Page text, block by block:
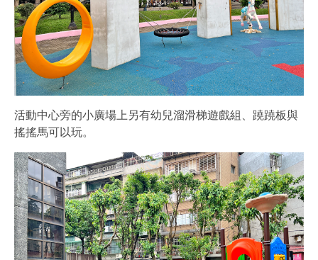
活動中心旁的小廣場上另有幼兒溜滑梯遊戲組、蹺蹺板與
搖搖馬可以玩。